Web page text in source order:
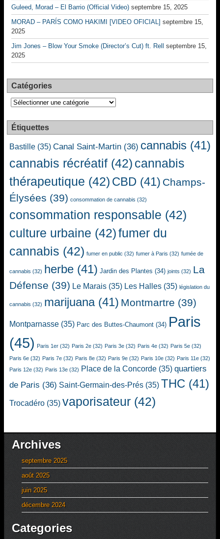
Guleed, Morad – El Barrio (Official Video) septembre 15, 2025
MORAD – PARÍS COMO HAKIMI [VIDEO OFICIAL] septembre 15,
2025
Jim Jones – Blow Your Smoke (Director’s Cut) ft. Rell
septembre 15,
2025
Catégories
Catégories
Étiquettes
Bastille (35) Canal Saint-Martin (36) cannabis (41)
cannabis récréatif (42) cannabis
thérapeutique (42) CBD (41) Champs-
Élysées (39) consommation de cannabis (32)
consommation responsable (42)
culture urbaine (42)fumer du
cannabis (42) fumer en public (32) fumer à Paris (32) fumée de
cannabis (32) herbe (41) Jardin des Plantes (34) joints (32) La
Défense (39) Le Marais (35) Les Halles (35) législation du
cannabis (32) marijuana(41) Montmartre (39)
Montparnasse (35) Parc des Buttes-Chaumont (34) Paris
(45) Paris 1er (32) Paris 2e (32) Paris 3e (32) Paris 4e (32) Paris 5e (32)
Paris 6e (32) Paris 7e (32) Paris 8e (32) Paris 9e (32) Paris 10e (32) Paris 11e (32)
Paris 12e (32) Paris 13e (32) Place de la Concorde (35) quartiers
de Paris (36) Saint-Germain-des-Prés (35) THC (41)
Trocadéro (35) vaporisateur (42)
Archives
septembre 2025
août 2025
juin 2025
décembre 2024
Categories